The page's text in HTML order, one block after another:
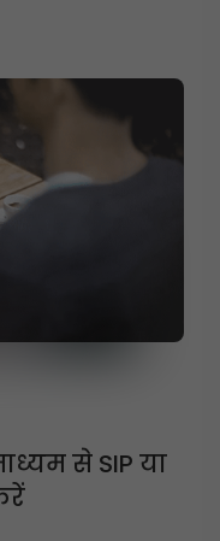
से SIP या